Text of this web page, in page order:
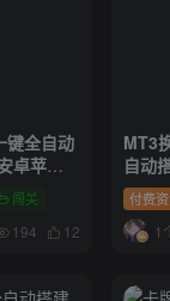
键全自动
卓苹果
闯关
194 12
MT3
自动
付费
1